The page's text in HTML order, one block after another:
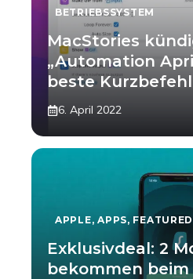
BETRIEBSSYSTEM
MacStories
„Automation
beste
6. April 2022
APPLE,APPS, FEATURED
Exklusivdeal: 2
bekommen beim